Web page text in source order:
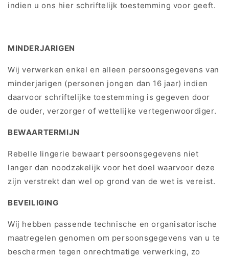
indien u ons hier schriftelijk toestemming voor geeft.
MINDERJARIGEN
Wij verwerken enkel en alleen persoonsgegevens van
minderjarigen (personen jongen dan 16 jaar) indien
daarvoor schriftelijke toestemming is gegeven door
de ouder, verzorger of wettelijke vertegenwoordiger.
BEWAARTERMIJN
Rebelle lingerie bewaart persoonsgegevens niet
langer dan noodzakelijk voor het doel waarvoor deze
zijn verstrekt dan wel op grond van de wet is vereist.
BEVEILIGING
Wij hebben passende technische en organisatorische
maatregelen genomen om persoonsgegevens van u te
beschermen tegen onrechtmatige verwerking, zo